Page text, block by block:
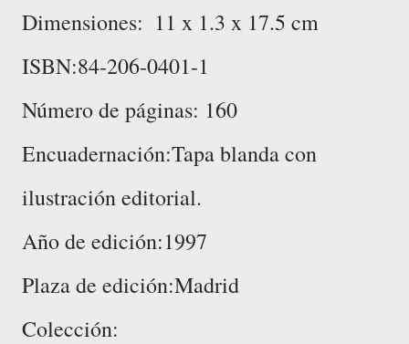
Dimensiones: ‎ 11 x 1.3 x 17.5 cm
ISBN:84-206-0401-1
Número de páginas: 160
Encuadernación:Tapa blanda con
ilustración editorial.
Año de edición:1997
Plaza de edición:Madrid
Colección: